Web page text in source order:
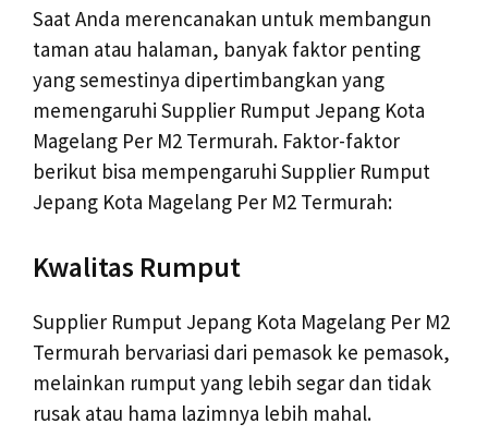
Saat Anda merencanakan untuk membangun
taman atau halaman, banyak faktor penting
yang semestinya dipertimbangkan yang
memengaruhi Supplier Rumput Jepang Kota
Magelang Per M2 Termurah. Faktor-faktor
berikut bisa mempengaruhi Supplier Rumput
Jepang Kota Magelang Per M2 Termurah:
Kwalitas Rumput
Supplier Rumput Jepang Kota Magelang Per M2
Termurah bervariasi dari pemasok ke pemasok,
melainkan rumput yang lebih segar dan tidak
rusak atau hama lazimnya lebih mahal.